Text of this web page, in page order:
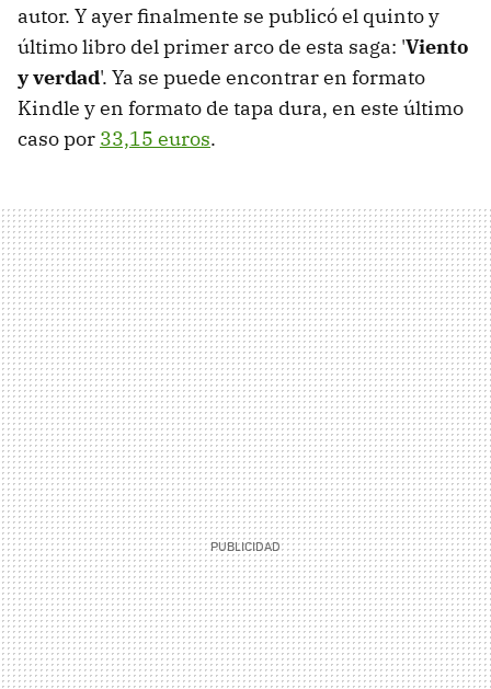
autor. Y ayer finalmente se publicó el quinto y
último libro del primer arco de esta saga: 'Viento
y verdad'. Ya se puede encontrar en formato
Kindle y en formato de tapa dura, en este último
caso por 33,15 euros.